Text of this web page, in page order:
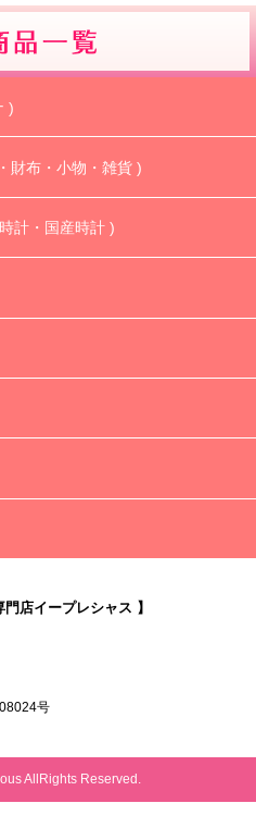
)
財布・小物・雑貨 )
計・国産時計 )
店イープレシャス 】
号
AllRights Reserved.